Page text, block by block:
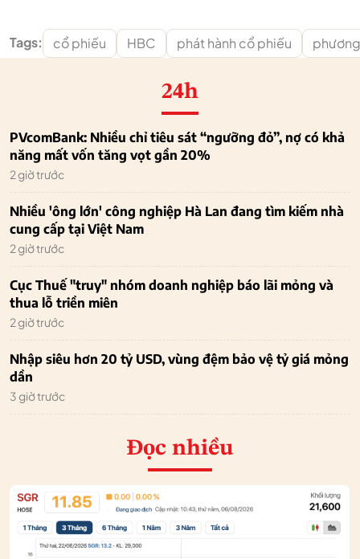
Tags: cổ phiếu HBC phát hành cổ phiếu
24h
PVcomBank: Nhiều chỉ tiêu sát “ngưỡng đỏ”, nợ có khả
năng mất vốn tăng vọt gần 20%
2 giờ trước
Nhiều 'ông lớn' công nghiệp Hà Lan đang tìm kiếm nhà
cung cấp tại Việt Nam
2 giờ trước
Cục Thuế "truy" nhóm doanh nghiệp báo lãi mỏng và
thua lỗ triền miên
2 giờ trước
Nhập siêu hơn 20 tỷ USD, vùng đệm bảo vệ tỷ giá mỏng
dần
3 giờ trước
Đọc nhiều